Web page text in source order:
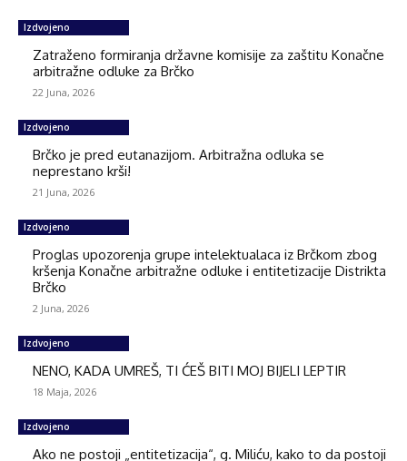
Izdvojeno
Zatraženo formiranja državne komisije za zaštitu Konačne
arbitražne odluke za Brčko
22 Juna, 2026
Izdvojeno
Brčko je pred eutanazijom. Arbitražna odluka se
neprestano krši!
21 Juna, 2026
Izdvojeno
Proglas upozorenja grupe intelektualaca iz Brčkom zbog
kršenja Konačne arbitražne odluke i entitetizacije Distrikta
Brčko
2 Juna, 2026
Izdvojeno
NENO, KADA UMREŠ, TI ĆEŠ BITI MOJ BIJELI LEPTIR
18 Maja, 2026
Izdvojeno
Ako ne postoji „entitetizacija“, g. Miliću, kako to da postoji